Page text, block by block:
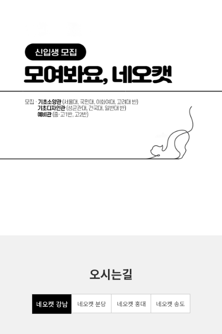
오시는길
네오캣 강남 네오캣 분당 네오캣 홍대 네오캣 송도